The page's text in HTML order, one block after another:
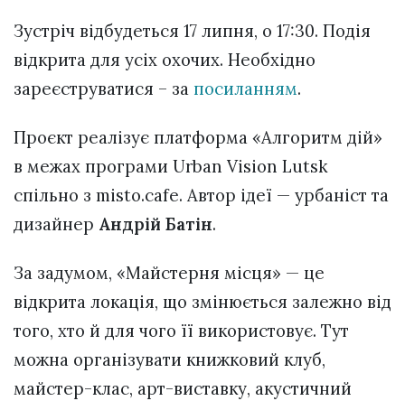
Зустріч відбудеться 17 липня, о 17:30. Подія
відкрита для усіх охочих. Необхідно
зареєструватися – за посиланням.
Проєкт реалізує платформа «Алгоритм дій»
в межах програми Urban Vision Lutsk
спільно з misto.cafe. Автор ідеї — урбаніст та
дизайнер Андрій Батін.
За задумом, «Майстерня місця» — це
відкрита локація, що змінюється залежно від
того, хто й для чого її використовує. Тут
можна організувати книжковий клуб,
майстер-клас, арт-виставку, акустичний